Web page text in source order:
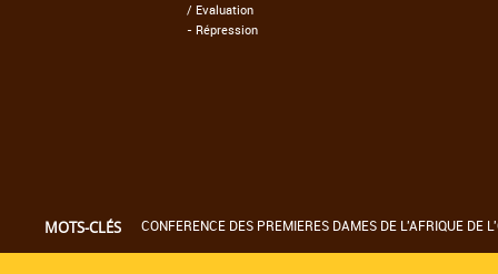
/ Evaluation
- Répression
MOTS-CLÉS CONFERENCE DES PREMIERES DAMES DE L'AFRIQUE DE